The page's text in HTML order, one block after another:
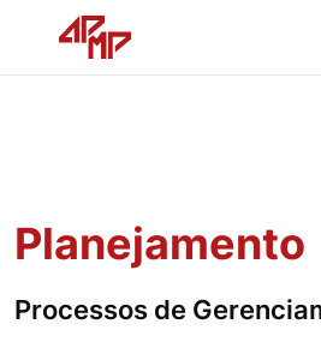
Planejamento
Processos de